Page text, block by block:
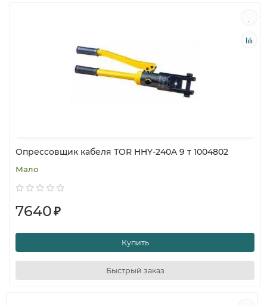
Опрессовщик кабеля TOR HHY-240A 9 т 1004802
Мало
7640₽
Купить
Быстрый заказ